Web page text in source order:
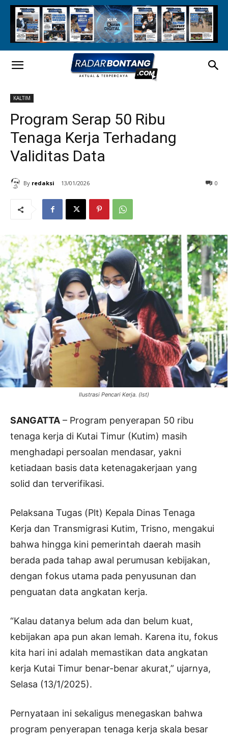
KALTIM
Program Serap 50 Ribu
Tenaga Kerja Terhadang
Validitas Data
By redaksi 13/01/2026 0
Ilustrasi Pencari Kerja. (Ist)
SANGATTA – Program penyerapan 50 ribu
tenaga kerja di Kutai Timur (Kutim) masih
menghadapi persoalan mendasar, yakni
ketiadaan basis data ketenagakerjaan yang
solid dan terverifikasi.
Pelaksana Tugas (Plt) Kepala Dinas Tenaga
Kerja dan Transmigrasi Kutim, Trisno, mengakui
bahwa hingga kini pemerintah daerah masih
berada pada tahap awal perumusan kebijakan,
dengan fokus utama pada penyusunan dan
penguatan data angkatan kerja.
“Kalau datanya belum ada dan belum kuat,
kebijakan apa pun akan lemah. Karena itu, fokus
kita hari ini adalah memastikan data angkatan
kerja Kutai Timur benar-benar akurat,” ujarnya,
Selasa (13/1/2025).
Pernyataan ini sekaligus menegaskan bahwa
program penyerapan tenaga kerja skala besar